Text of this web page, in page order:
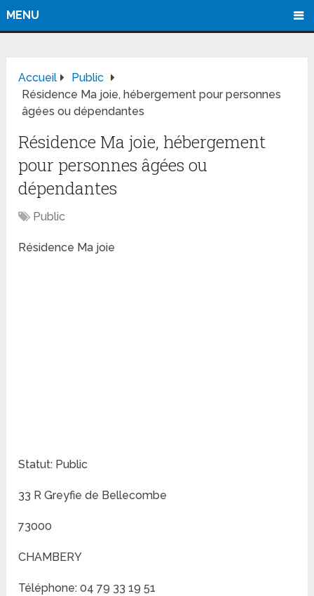
MENU
Accueil
Public
Résidence Ma joie, hébergement pour personnes
âgées ou dépendantes
Résidence Ma joie, hébergement
pour personnes âgées ou
dépendantes
Public
Résidence Ma joie
Statut: Public
33 R Greyfie de Bellecombe
73000
CHAMBERY
Téléphone: 04 79 33 19 51